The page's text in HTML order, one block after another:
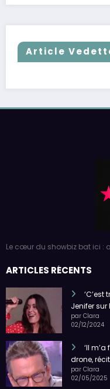
Article
Le cœur du showbiz bat ici :
ARTICLES RÉCENTS
Jenifer sur
par Clara
02/12/2024
‘Il
drone,
par Clara
02/05/2025